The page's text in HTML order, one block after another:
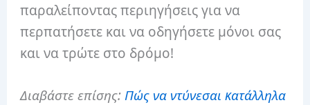
παραλείποντας περιηγήσεις για να
περπατήσετε και να οδηγήσετε μόνοι σας
και να τρώτε στο δρόμο!
Διαβάστε επίσης:Πώς να ντύνεσαι κατάλληλα